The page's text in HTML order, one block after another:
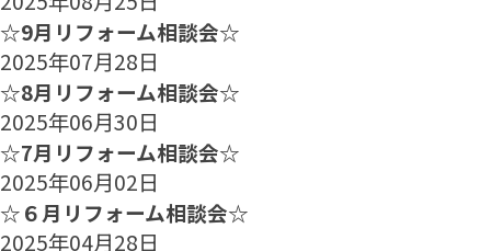
☆9月リフォーム相談会☆
2025年07月28日
☆8月リフォーム相談会☆
2025年06月30日
☆7月リフォーム相談会☆
2025年06月02日
☆６月リフォーム相談会☆
2025年04月28日